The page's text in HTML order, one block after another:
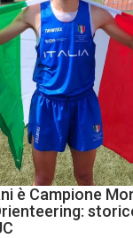
è Campione